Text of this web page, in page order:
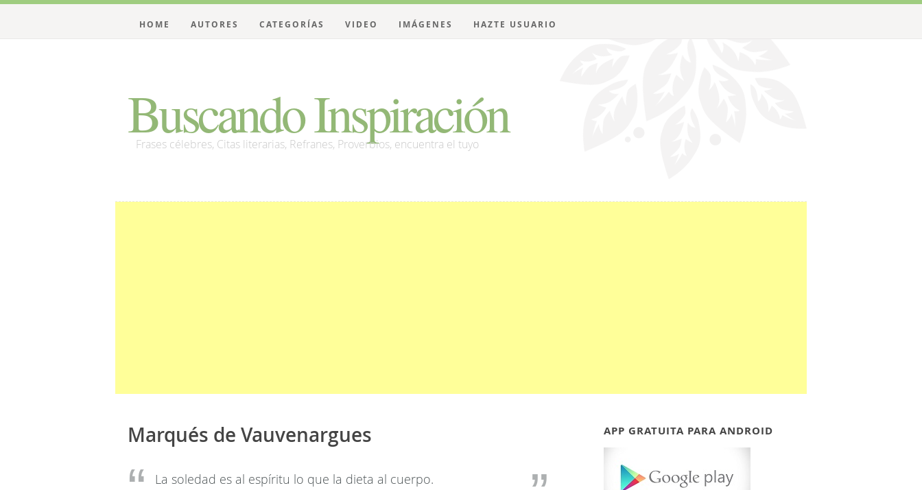
Buscando Inspiración
Frases célebres, Citas literarias, Refranes, Proverbios, encuentra el tuyo
HOME AUTORES CATEGORÍAS VIDEO IMÁGENES HAZTE USUARIO
Marqués de Vauvenargues
La soledad es al espíritu lo que la dieta al cuerpo.
APP GRATUITA PARA ANDROID